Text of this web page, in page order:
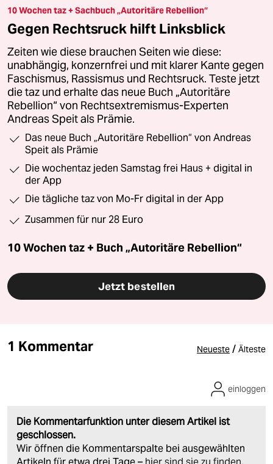
10 Wochen taz + Sachbuch „Autoritäre Rebellion“
Gegen Rechtsruck hilft Linksblick
Zeiten wie diese brauchen Seiten wie diese:
unabhängig, konzernfrei und mit klarer Kante gegen
Faschismus, Rassismus und Rechtsruck. Teste jetzt
die taz und erhalte das neue Buch „Autoritäre
Rebellion“ von Rechtsextremismus-Experten
Andreas Speit als Prämie.
Das neue Buch „Autoritäre Rebellion“ von Andreas
Speit als Prämie
Die wochentaz jeden Samstag frei Haus + digital in
der App
Die tägliche taz von Mo-Fr digital in der App
Zusammen für nur 28 Euro
10 Wochen taz + Buch „Autoritäre Rebellion“
Jetzt bestellen
1 Kommentar Neueste / Älteste
Die Kommentarfunktion unter diesem Artikel ist
geschlossen.
Wir öffnen die Kommentarspalte bei ausgewählten
einloggen